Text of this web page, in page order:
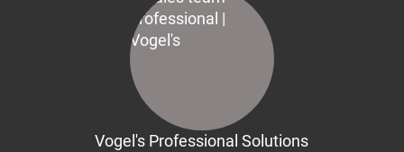
Vogel's Professional Solutions